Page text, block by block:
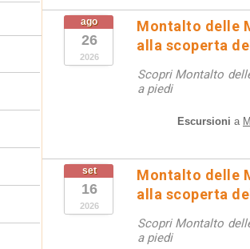
ago
26
2026
Montalto delle
alla scoperta
Scopri Montalto
a piedi
Escursioni a
set
16
2026
Montalto delle
alla scoperta
Scopri Montalto
a piedi